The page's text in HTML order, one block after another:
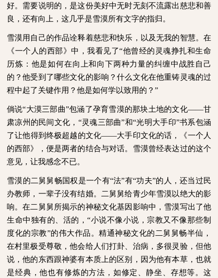
好。需要说明的，是这份美好中无时无刻不流露出慈悲和善
良，还有向上，这几乎是雪漠所有文字的指归。
雪漠用自己的作品诠释着慈悲和快乐，以及无我的智慧。在
《一个人的西部》中，我看见了“他曾经的灵魂挣扎和生命
历炼：他是如何在向上和向下两种力量的纠缠中战胜自己
的？他受到了哪些文化的影响？什么文化在他重铸灵魂的过
程中起了关键作用？他是如何学以致用的？”
倘说“大漠三部曲”包涵了孕育雪漠的那块土地的文化——甘
肃凉州的民间文化，“灵魂三部曲”和“光明大手印”书系包涵
了让他得到终极超越的文化——大手印文化的话，《一个人
的西部》，便是两者的结合与对话。雪漠曾经表达过的这个
意见，让我感念不已。
雪漠的二舅舅畅国权是一个有“法”有“功夫”的人，还当过民
办教师，一辈子没有结婚。二舅舅给青少年雪漠以绝大的影
响。在二舅舅所揭示的神秘文化基因影响中，雪漠写出了他
生命中独有的、活的，“小说不像小说，宗教又不像那些制
度化的宗教”的伟大作品。精通神秘文化的二舅舅畅半仙，
在村里极受尊敬，他会给人们打卦、治病，多很灵验，但他
说，他的东西跟神婆有本质上的区别，因为他有本草，也就
是经典，他也有修炼的方法，如修定、静坐、存想等。这